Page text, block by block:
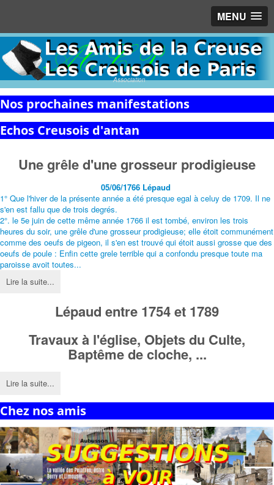
MENU
Association
Nos prochaines manifestations
Echos Creusois d'antan
Une grêle d'une grosseur prodigieuse
05/06/1766 Lépaud
1° Que l'hiver de la présente année a été presque egal à celuy de 1709. Il ne
s'en est fallu que de trois degrés.
2°. le 5e juin de cette même année 1766 il est tombé, environ les trois
heures du soir, une grêle d'une grosseur prodigieuse; elle étoit communément
comme des oeufs de pigeon, il s'en est trouvé qui étoit aussi grosse que des
oeufs de poule : Enfin cette grele terrible qui a confondu presque toute ma
paroisse avoit toutes...
Lire la suite...
Lépaud entre 1754 et 1789
Travaux à l'église, Objets du Culte,
Baptême de cloche, ...
Lire la suite...
Chez nos amis